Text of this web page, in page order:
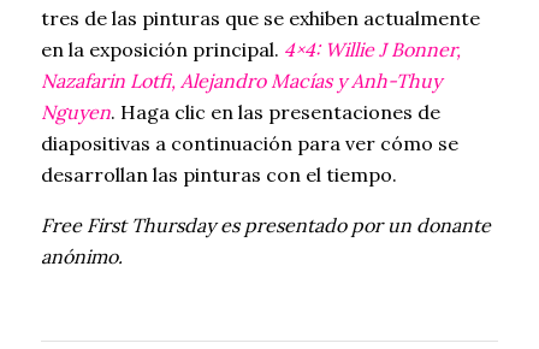
tres de las pinturas que se exhiben actualmente
en la exposición principal. 4×4: Willie J Bonner,
Nazafarin Lotfi, Alejandro Macías y Anh-Thuy
Nguyen. Haga clic en las presentaciones de
diapositivas a continuación para ver cómo se
desarrollan las pinturas con el tiempo.
Free First Thursday es presentado por un donante
anónimo.